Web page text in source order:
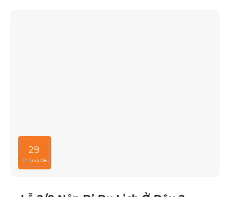
29
Tháng 08